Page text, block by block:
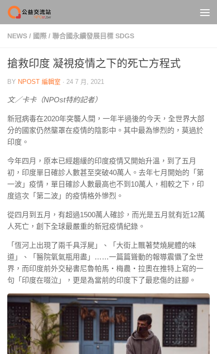
Skip to content
NEWS / 國際 / 聯合國永續發展目標 SDGS
搶救印度 凝視疫情之下的死亡方程式
BY NPOST 編輯室 · 24 7 月, 2021
文／卡卡（NPOst特約記者）
新冠病毒在2020年突襲人間，一年半過後的今天，全世界大部
分的國家仍然壟罩在疫情的陰影中。其中最為慘烈的，莫過於
印度。
今年四月，原本已經趨緩的印度疫情又開始升溫，到了五月
初，印度單日確診人數甚至突破40萬人。去年七月開始的「第
一波」疫情，單日確診人數最高也不到10萬人，相較之下，印
度這次「第二波」的疫情格外慘烈。
從四月到五月，有超過1500萬人確診，而光是五月就有近12萬
人死亡，創下全球最嚴重的新冠疫情紀錄。
「恆河上出現了兩千具浮屍」、「大街上飄著焚燒屍體的味
道」、「醫院氧氣瓶用盡」……一篇篇聳動的報導震懾了全世
界，而印度前外交秘書尼魯帕馬‧梅農‧拉奧在推特上寫的一
句「印度在啜泣」，更是為當前的印度下了最悲傷的註腳。